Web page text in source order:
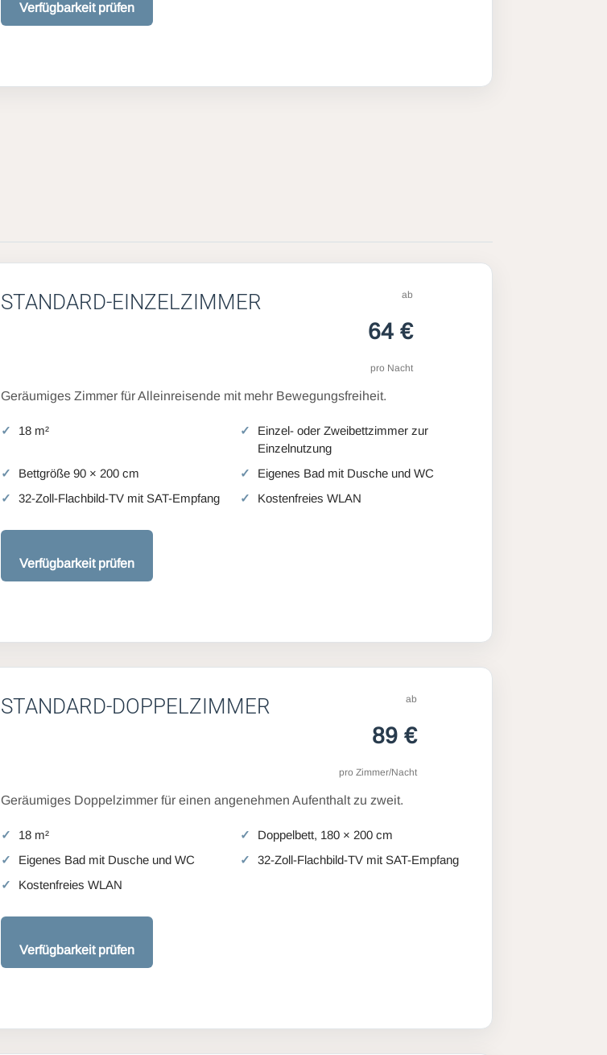
Verfügbarkeit prüfen
STANDARD-EINZELZIMMER ab
64 €
pro Nacht
Geräumiges Zimmer für Alleinreisende mit mehr Bewegungsfreiheit.
18 m²
Einzel- oder Zweibettzimmer zur
Einzelnutzung
Bettgröße 90 × 200 cm
Eigenes Bad mit Dusche und WC
32-Zoll-Flachbild-TV mit SAT-Empfang
Kostenfreies WLAN
Verfügbarkeit prüfen
STANDARD-DOPPELZIMMER ab
89 €
pro Zimmer/Nacht
Geräumiges Doppelzimmer für einen angenehmen Aufenthalt zu zweit.
18 m²
Doppelbett, 180 × 200 cm
Eigenes Bad mit Dusche und WC
32-Zoll-Flachbild-TV mit SAT-Empfang
Kostenfreies WLAN
Verfügbarkeit prüfen